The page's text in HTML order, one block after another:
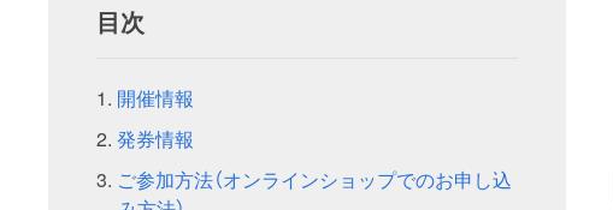
目次
開催情報
発券情報
ご参加方法（オンラインショップでのお申し込